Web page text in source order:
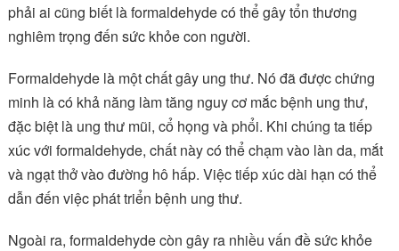
phải ai cũng biết là formaldehyde có thể gây tổn thương
nghiêm trọng đến sức khỏe con người.
Formaldehyde là một chất gây ung thư. Nó đã được chứng
minh là có khả năng làm tăng nguy cơ mắc bệnh ung thư,
đặc biệt là ung thư mũi, cổ họng và phổi. Khi chúng ta tiếp
xúc với formaldehyde, chất này có thể chạm vào làn da, mắt
và ngạt thở vào đường hô hấp. Việc tiếp xúc dài hạn có thể
dẫn đến việc phát triển bệnh ung thư.
Ngoài ra, formaldehyde còn gây ra nhiều vấn đề sức khỏe